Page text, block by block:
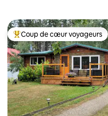
Coups de cœur voyageurs
Coup de cœur voyageurs